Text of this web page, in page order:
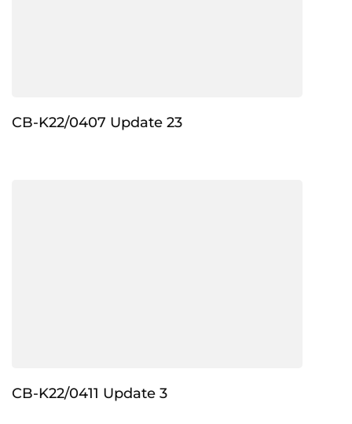
CB-K22/0407 Update 23
CB-K22/0411 Update 3